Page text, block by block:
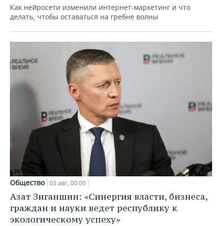
Как нейросети изменили интернет-маркетинг и что
делать, чтобы оставаться на гребне волны
Общество 03 авг, 00:00
Азат Зиганшин: «Синергия власти, бизнеса,
граждан и науки ведет республику к
экологическому успеху»